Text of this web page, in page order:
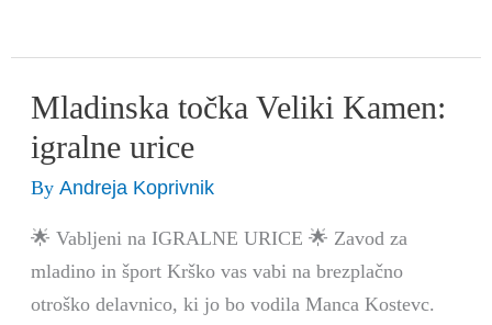
Mladinska točka Veliki Kamen:
igralne urice
ByAndreja Koprivnik
🌟 Vabljeni na IGRALNE URICE 🌟 Zavod za
mladino in šport Krško vas vabi na brezplačno
otroško delavnico, ki jo bo vodila Manca Kostevc.
Mladinska
točka
Veliki
Kamen:
igralne
urice